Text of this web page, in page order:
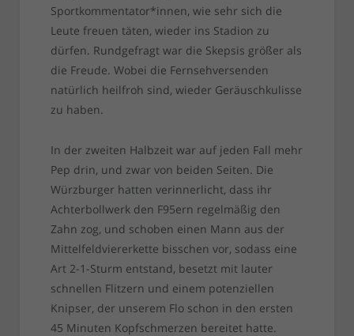
Sportkommentator*innen, wie sehr sich die
Leute freuen täten, wieder ins Stadion zu
dürfen. Rundgefragt war die Skepsis größer als
die Freude. Wobei die Fernsehversenden
natürlich heilfroh sind, wieder Geräuschkulisse
zu haben.
In der zweiten Halbzeit war auf jeden Fall mehr
Pep drin, und zwar von beiden Seiten. Die
Würzburger hatten verinnerlicht, dass ihr
Achterbollwerk den F95ern regelmäßig den
Zahn zog, und schoben einen Mann aus der
Mittelfeldviererkette bisschen vor, sodass eine
Art 2-1-Sturm entstand, besetzt mit lauter
schnellen Flitzern und einem potenziellen
Knipser, der unserem Flo schon in den ersten
45 Minuten Kopfschmerzen bereitet hatte.